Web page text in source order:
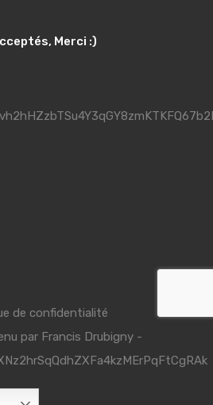
Merci :)
de confidentialité
par Francis Drubigny -